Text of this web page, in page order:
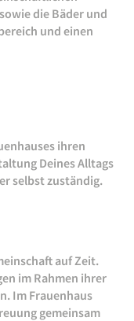
die Bäder und
und einen
ihren
Deines Alltags
selbst zuständig.
auf Zeit.
im Rahmen ihrer
Im Frauenhaus
gemeinsam